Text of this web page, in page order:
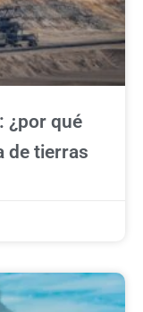
¿por qué
de tierras